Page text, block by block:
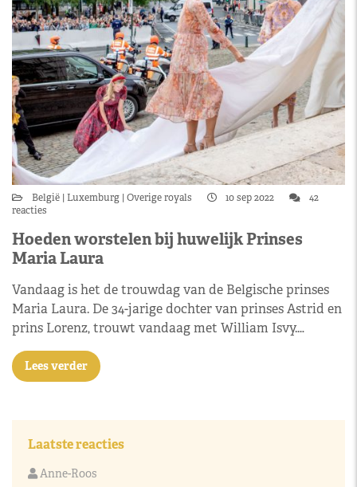
België Luxemburg Overige royals 10 sep 2022
42
reacties
Hoeden worstelen bij huwelijk Prinses
Maria Laura
Vandaag is het de trouwdag van de Belgische prinses
Maria Laura. De 34-jarige dochter van prinses Astrid en
prins Lorenz, trouwt vandaag met William Isvy.…
Lees verder
Laatste reacties
Anne-Roos